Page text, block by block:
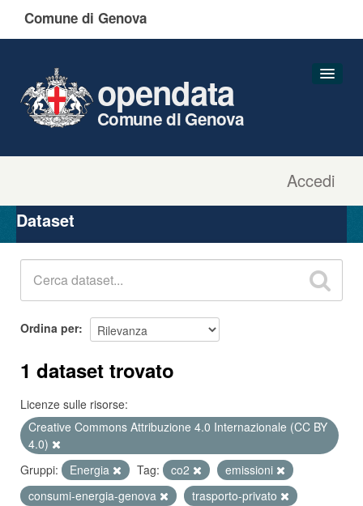
Comune di Genova
Accedi
opendata
Comune di Genova
Organizzazioni
Gruppi
Dataset
Ordina per
1 dataset trovato
Licenze sulle risorse:
Creative Commons Attribuzione 4.0 Internazionale (CC BY
4.0)
Gruppi:
Energia Tag: co2
emissioni
consumi-energia-genova
trasporto-privato